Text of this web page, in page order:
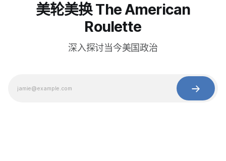
美轮美换 The American
Roulette
深入探讨当今美国政治